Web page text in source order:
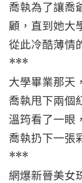
喬執為了讓喬
顧，直到她大
從此冷酷薄情
***
大學畢業那天
喬執甩下兩個
溫筠看了一眼
喬執扔下一張
***
網爆新晉美女